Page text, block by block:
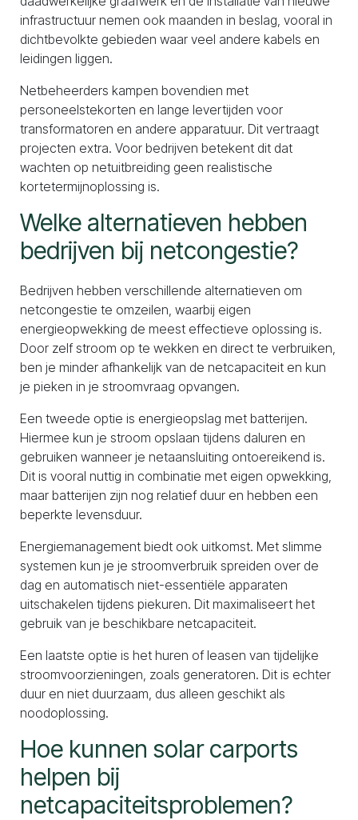
infrastructuur nemen ook maanden in beslag, vooral in
dichtbevolkte gebieden waar veel andere kabels en
leidingen liggen.
Netbeheerders kampen bovendien met
personeelstekorten en lange levertijden voor
transformatoren en andere apparatuur. Dit vertraagt
projecten extra. Voor bedrijven betekent dit dat
wachten op netuitbreiding geen realistische
kortetermijnoplossing is.
Welke alternatieven hebben
bedrijven bij netcongestie?
Bedrijven hebben verschillende alternatieven om
netcongestie te omzeilen, waarbij eigen
energieopwekking de meest effectieve oplossing is.
Door zelf stroom op te wekken en direct te verbruiken,
ben je minder afhankelijk van de netcapaciteit en kun
je pieken in je stroomvraag opvangen.
Een tweede optie is energieopslag met batterijen.
Hiermee kun je stroom opslaan tijdens daluren en
gebruiken wanneer je netaansluiting ontoereikend is.
Dit is vooral nuttig in combinatie met eigen opwekking,
maar batterijen zijn nog relatief duur en hebben een
beperkte levensduur.
Energiemanagement biedt ook uitkomst. Met slimme
systemen kun je je stroomverbruik spreiden over de
dag en automatisch niet-essentiële apparaten
uitschakelen tijdens piekuren. Dit maximaliseert het
gebruik van je beschikbare netcapaciteit.
Een laatste optie is het huren of leasen van tijdelijke
stroomvoorzieningen, zoals generatoren. Dit is echter
duur en niet duurzaam, dus alleen geschikt als
noodoplossing.
Hoe kunnen solar carports
helpen bij
netcapaciteitsproblemen?